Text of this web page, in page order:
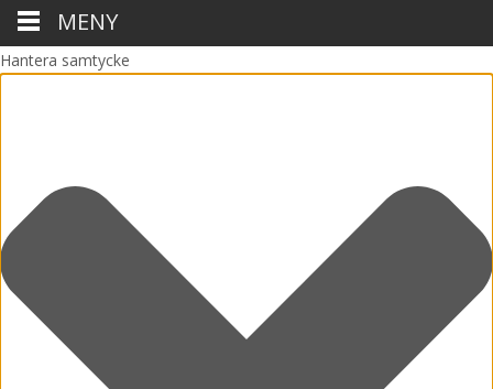
Hantera samtycke
MENY